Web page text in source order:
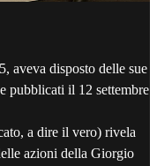
aveva disposto delle sue
pubblicati il 12 settembre
a dire il vero) rivela
azioni della Giorgio